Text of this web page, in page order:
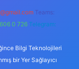
Teams:
0 726 Telegram:
Bilgi Teknolojileri
bir Yer Sağlayıcı